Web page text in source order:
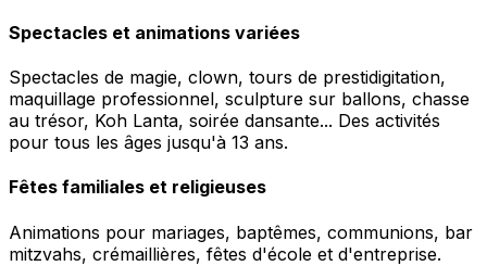
Spectacles et animations variées
Spectacles de magie, clown, tours de prestidigitation,
maquillage professionnel, sculpture sur ballons, chasse
au trésor, Koh Lanta, soirée dansante... Des activités
pour tous les âges jusqu'à 13 ans.
Fêtes familiales et religieuses
Animations pour mariages, baptêmes, communions, bar
mitzvahs, crémaillières, fêtes d'école et d'entreprise.